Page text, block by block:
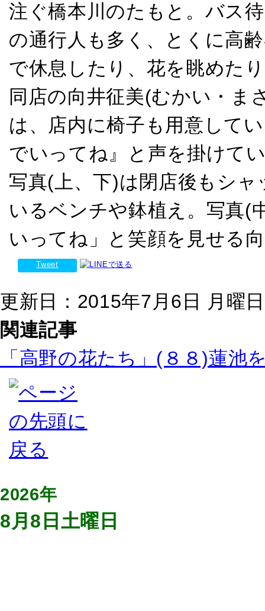
注ぐ橋本川のたもと。バス
の通行人も多く、とくに高
で休息したり、花を眺めた
同店の向井征美(むかい・ま
は、店内に椅子も用意して
でいってね』と声を掛けて
写真(上、下)は閉店後もシ
いるベンチや鉢植え。写真(
いってね」と笑顔を見せる
Tweet
更新日：2015年7月6日 月曜
関連記事
「高野の花たち」(８８)蓮池
2026年
8月8日土曜日